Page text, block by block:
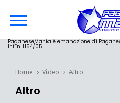
PaganeseMania è emanazione di
Inf. n. 1154/05.
Home Video Altro
Altro